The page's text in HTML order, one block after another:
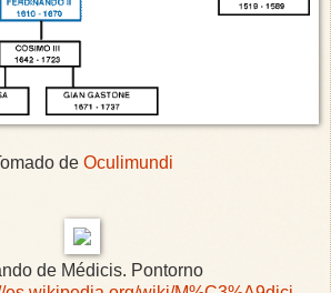
de Oculimundi
de Médicis. Pontorno